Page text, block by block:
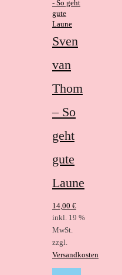
Sven
van
Thom
– So
geht
gute
Laune
14,00 €
inkl. 19 %
MwSt.
zzgl.
Versandkosten